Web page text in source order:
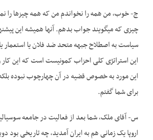
ج- خوب، من همه را نخواندم من که همه چیزها را
چیزی که می­گویند جواب بدهم. آنها همیشه این
سیاست به اصطلاح جبهه متحد ضد فلان یا استعمار
این استراتژی کلی احزاب کمونیست است که این کار
این مورد به خصوص قضیه در آن چهارچوب نبوده
برای شما گفتم.
س- آقای ملک، شما بعد از فعالیت در جامعه
اروپا یک زمانی هم به ایران آمدید، چه تاریخی بود